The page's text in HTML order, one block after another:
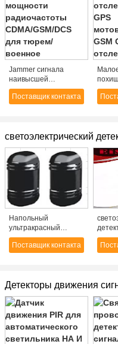
Jammer сигнала
наивысшей
мощности
радиочастоты
Поставщик контакта
светоэлектрический
Напольный
ультракрасный
двойной датчик
детектора луча (ABT-
Поставщик контакта
Детекторы движения